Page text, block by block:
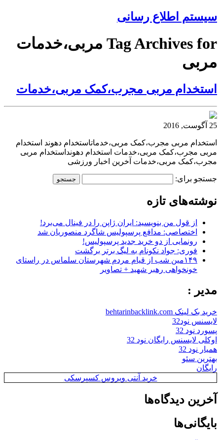
سیستم اطلاع رسانی
Tag Archives for مربی،خدمات
مربی
استخدام مربی مجرب،کمک مربی،خدمات
25 آگوست, 2016
استخدام مربی مجرب،کمک مربی،خدماتاستخدام دهوند استخدام
مربی مجرب،کمک مربی،خدمات استخدام دهونداستخدام مربی
مجرب،کمک مربی،خدمات آخرین اخبار ورزشی
جستجو برای:
نوشته‌های تازه
از قول من بنویسید: ایران ژاپن را در فینال می‌برد!
اختصاصی: مدافع پرسپولیس شاگرد منصوریان شد
رونمایی از دو خرید جدید پرسپولیس!
فوری: جواد نکونام به لیگ برتر برگشت
۱۴۹مین شب از قیام مردم شهرستان سلماس در راستای
خونخواهی رهبر شهید + تصاویر
مدیر :
خرید بک لینک behtarinbacklink.com
لایسنس نود32
پسورد نود 32
اوکلی لایسنس رایگان نود 32
همیار نود 32
بهترین سئو
رایگان
خرید آنتی ویروس کسپرسکی
آخرین دیدگاه‌ها
بایگانی‌ها